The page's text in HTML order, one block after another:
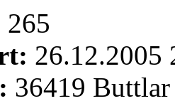
265
26.12.2005
36419 Buttlar